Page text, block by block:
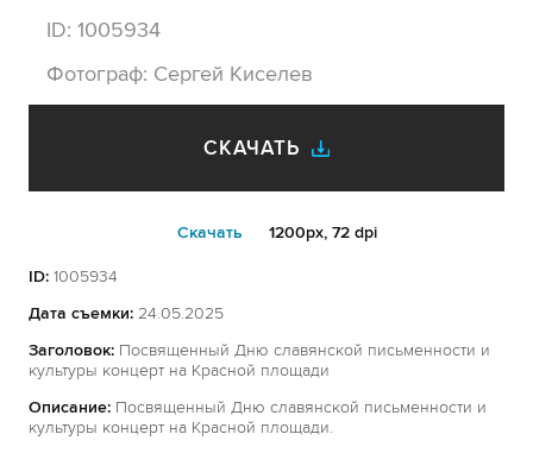
ID: 1005934
Фотограф: Сергей Киселев
СКАЧАТЬ
Cкачать 1200px, 72 dpi
ID: 1005934
Дата съемки: 24.05.2025
Заголовок: Посвященный Дню славянской письменности и
культуры концерт на Красной площади
Описание: Посвященный Дню славянской письменности и
культуры концерт на Красной площади.